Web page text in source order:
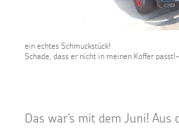
ein echtes Schmuckstück!
Schade, dass er nicht in meinen Koffer
Das war’s mit dem Juni! Aus